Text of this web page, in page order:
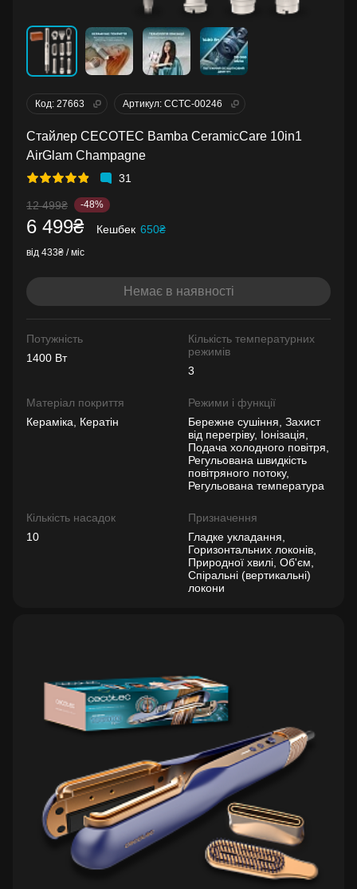
Код: 27663 Артикул: CCTC-00246
Стайлер CECOTEC Bamba CeramicCare 10in1
AirGlam Champagne
31
12 499₴ -48%
6 499₴ Кешбек 650₴
від 433₴ / міс
Немає в наявності
Потужність
1400 Вт
Кількість температурних
режимів
3
Матеріал покриття
Кераміка, Кератін
Режими і функції
Бережне сушіння, Захист
від перегріву, Іонізація,
Подача холодного повітря,
Регульована швидкість
повітряного потоку,
Регульована температура
Кількість насадок
10
Призначення
Гладке укладання,
Горизонтальних локонів,
Природної хвилі, Об'єм,
Спіральні (вертикальні)
локони